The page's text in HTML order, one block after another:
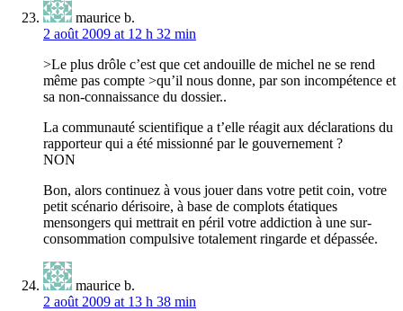
maurice b.
2 août 2009 at 12 h 32 min
>Le plus drôle c’est que cet andouille de michel ne se rend
même pas compte >qu’il nous donne, par son incompétence et
sa non-connaissance du dossier..
La communauté scientifique a t’elle réagit aux déclarations du
rapporteur qui a été missionné par le gouvernement ?
NON
Bon, alors continuez à vous jouer dans votre petit coin, votre
petit scénario dérisoire, à base de complots étatiques
mensongers qui mettrait en péril votre addiction à une sur-
consommation compulsive totalement ringarde et dépassée.
maurice b.
2 août 2009 at 13 h 38 min